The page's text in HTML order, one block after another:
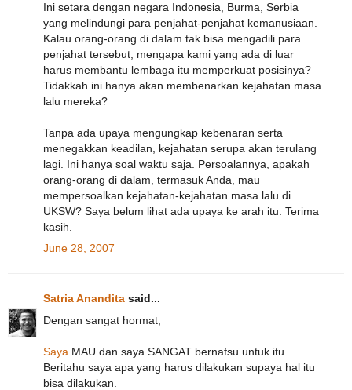
Ini setara dengan negara Indonesia, Burma, Serbia
yang melindungi para penjahat-penjahat kemanusiaan.
Kalau orang-orang di dalam tak bisa mengadili para
penjahat tersebut, mengapa kami yang ada di luar
harus membantu lembaga itu memperkuat posisinya?
Tidakkah ini hanya akan membenarkan kejahatan masa
lalu mereka?
Tanpa ada upaya mengungkap kebenaran serta
menegakkan keadilan, kejahatan serupa akan terulang
lagi. Ini hanya soal waktu saja. Persoalannya, apakah
orang-orang di dalam, termasuk Anda, mau
mempersoalkan kejahatan-kejahatan masa lalu di
UKSW? Saya belum lihat ada upaya ke arah itu. Terima
kasih.
June 28, 2007
Satria Anandita said...
Dengan sangat hormat,
Saya MAU dan saya SANGAT bernafsu untuk itu.
Beritahu saya apa yang harus dilakukan supaya hal itu
bisa dilakukan.